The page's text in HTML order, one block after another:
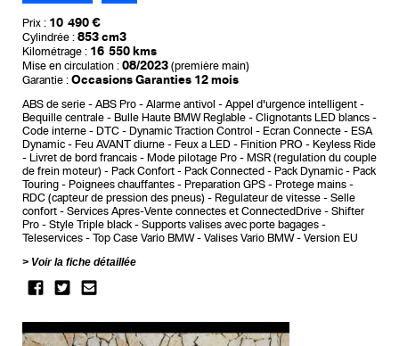
Prix : 10 490 €
Cylindrée : 853 cm3
Kilométrage : 16 550 kms
Mise en circulation : 08/2023 (première main)
Garantie : Occasions Garanties 12 mois
ABS de serie ABS Pro Alarme antivol
Appel d'urgence intelligent
Bequille centrale
Bulle Haute BMW Reglable
Clignotants LED blancs
Code interne
DTC - Dynamic Traction Control Ecran Connecte
ESA
Dynamic
Feu AVANT diurne Feux a LED Finition PRO
Keyless Ride
Livret de bord francais
Mode pilotage Pro
MSR (regulation du couple
de frein moteur)
Pack Confort Pack Connected Pack Dynamic
Pack
Touring
Poignees chauffantes Preparation GPS
Protege mains
RDC (capteur de pression des pneus)
Regulateur de vitesse
Selle
confort
Services Apres-Vente connectes et ConnectedDrive
Shifter
Pro
Style Triple black
Supports valises avec porte bagages
Teleservices
Top Case Vario BMW Valises Vario BMW
Version EU
Voir la fiche détaillée